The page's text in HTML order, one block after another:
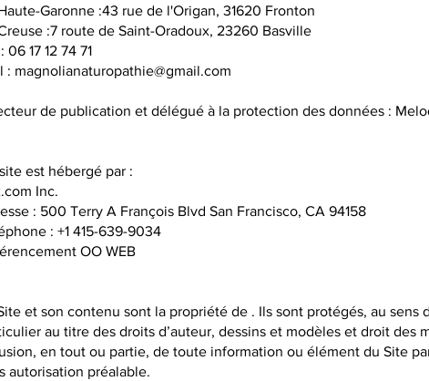
Garonne :43 rue de l'Origan, 31620 Fronton​
:7 route de Saint-Oradoux, 23260 Basville
06 17 12 74 71
: magnolianaturopathie@gmail.com
de publication et délégué à la protection des données :
est hébergé par :
Inc.
: 500 Terry A François Blvd San Francisco, CA 94158
: +1 415-639-9034
OO WEB
et son contenu sont la propriété de . Ils sont protégés, au
au titre des droits d’auteur, dessins et modèles et droit des
en tout ou partie, de toute information ou élément du Site
autorisation préalable.